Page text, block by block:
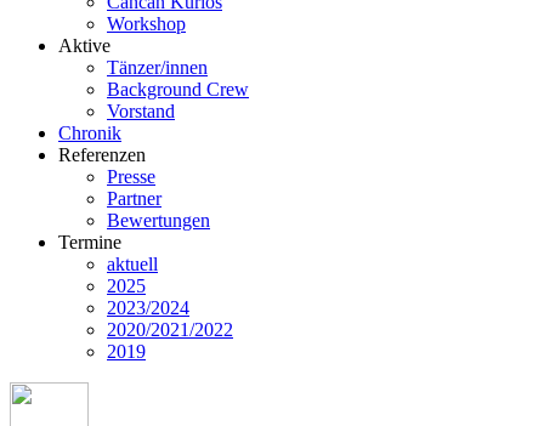
Workshop
Aktive
Tänzer/innen
Background Crew
Vorstand
Chronik
Referenzen
Presse
Partner
Bewertungen
Termine
aktuell
2025
2023/2024
2020/2021/2022
2019